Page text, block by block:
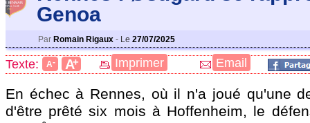
Genoa
Par Romain Rigaux - Le 27/07/2025
Texte: A- A+ Imprimer Email
En échec à Rennes, où il n'a joué qu'une
d'être prêté six mois à Hoffenheim, le